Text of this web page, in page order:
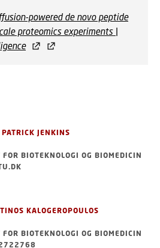
powered de novo peptide
proteomics experiments |
JENKINS
BIOTEKNOLOGI OG BIOMEDICIN
KALOGEROPOULOS
BIOTEKNOLOGI OG BIOMEDICIN